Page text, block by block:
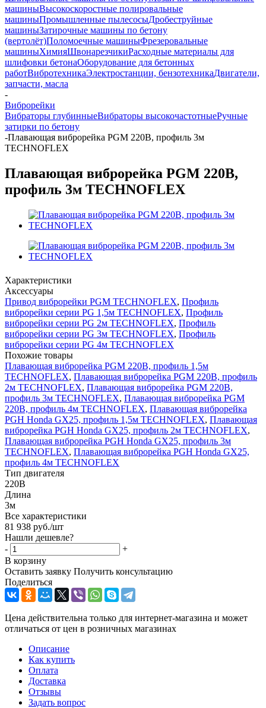
машиныВысокоскоростные полировальные
машиныПромышленные пылесосыДробеструйные
машиныЗатирочные машины по бетону
(вертолёт)Поломоечные машиныФрезеровальные
машиныХимияШвонарезчикиРасходные материалы для
шлифовки бетонаОборудование для бетонных
работВибротехникаЭлектростанции, бензотехникаДвигатели,
запчасти, масла
-
Виброрейки
Вибраторы глубинныеВибраторы высокочастотныеРучные
затирки по бетону
-Плавающая виброрейка PGM 220В, профиль 3м
TECHNOFLEX
Плавающая виброрейка PGM 220В,
профиль 3м TECHNOFLEX
Характеристики
Аксессуары
Привод виброрейки PGM TECHNOFLEX, Профиль
виброрейки серии PG 1,5м TECHNOFLEX, Профиль
виброрейки серии PG 2м TECHNOFLEX, Профиль
виброрейки серии PG 3м TECHNOFLEX, Профиль
виброрейки серии PG 4м TECHNOFLEX
Похожие товары
Плавающая виброрейка PGM 220В, профиль 1,5м
TECHNOFLEX, Плавающая виброрейка PGM 220В, профиль
2м TECHNOFLEX, Плавающая виброрейка PGM 220В,
профиль 3м TECHNOFLEX, Плавающая виброрейка PGM
220В, профиль 4м TECHNOFLEX, Плавающая виброрейка
PGH Honda GX25, профиль 1,5м TECHNOFLEX, Плавающая
виброрейка PGH Honda GX25, профиль 2м TECHNOFLEX,
Плавающая виброрейка PGH Honda GX25, профиль 3м
TECHNOFLEX, Плавающая виброрейка PGH Honda GX25,
профиль 4м TECHNOFLEX
Тип двигателя
220В
Длина
3м
Все характеристики
81 938 руб./шт
Нашли дешевле?
-
+
В корзину
Оставить заявку Получить консультацию
Поделиться
Цена действительна только для интернет-магазина и может
отличаться от цен в розничных магазинах
Описание
Как купить
Оплата
Доставка
Отзывы
Задать вопрос